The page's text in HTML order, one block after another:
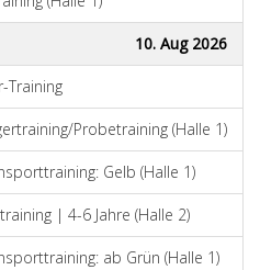
10. Aug 2026
Training
Probetraining (Halle 1)
Gelb (Halle 1)
| 4-6 Jahre (Halle 2)
ab Grün (Halle 1)